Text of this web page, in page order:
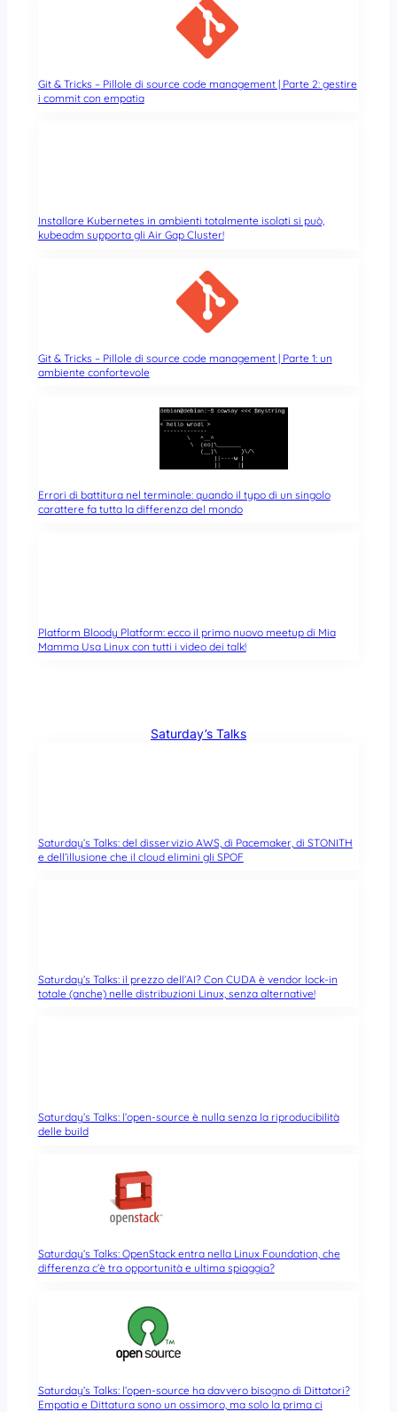
Git & Tricks – Pillole di source code management | Parte 2: gestire
i commit con empatia
Installare Kubernetes in ambienti totalmente isolati si può,
kubeadm supporta gli Air Gap Cluster!
Git & Tricks – Pillole di source code management | Parte 1: un
ambiente confortevole
Errori di battitura nel terminale: quando il typo di un singolo
carattere fa tutta la differenza del mondo
Platform Bloody Platform: ecco il primo nuovo meetup di Mia
Mamma Usa Linux con tutti i video dei talk!
Saturday’s Talks
Saturday’s Talks: del disservizio AWS, di Pacemaker, di STONITH
e dell’illusione che il cloud elimini gli SPOF
Saturday’s Talks: il prezzo dell’AI? Con CUDA è vendor lock-in
totale (anche) nelle distribuzioni Linux, senza alternative!
Saturday’s Talks: l’open-source è nulla senza la riproducibilità
delle build
Saturday’s Talks: OpenStack entra nella Linux Foundation, che
differenza c’è tra opportunità e ultima spiaggia?
Saturday’s Talks: l’open-source ha davvero bisogno di Dittatori?
Empatia e Dittatura sono un ossimoro, ma solo la prima ci